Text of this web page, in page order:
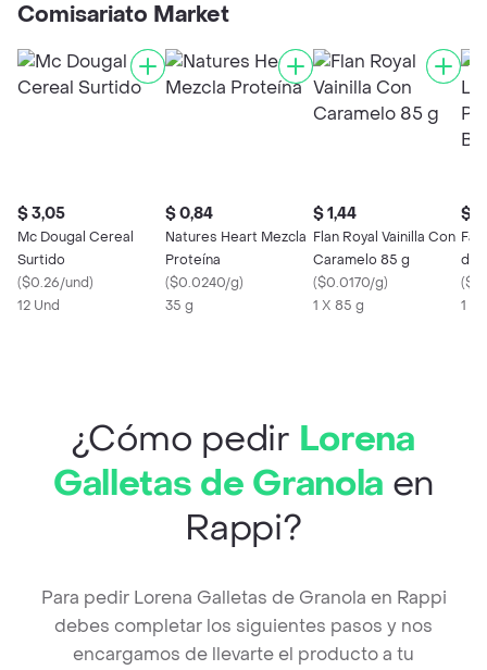
Comisariato Market
$ 3,05
Mc Dougal Cereal
Surtido
($0.26/und)
12 Und
$ 0,84
Natures Heart Mezcla
Proteína
($0.0240/g)
35 g
$ 1,44
Flan Royal Vainilla Con
Caramelo 85 g
($0.0170/g)
1 X 85 g
$
de
(
1 X
¿Cómo pedir Lorena
Galletas de Granola en
Rappi?
Para pedir Lorena Galletas de Granola en Rappi
debes completar los siguientes pasos y nos
encargamos de llevarte el producto a tu